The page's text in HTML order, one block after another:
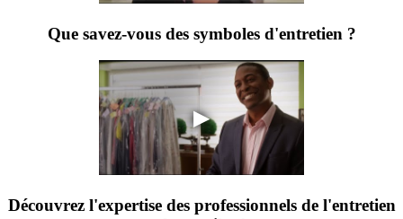
Que savez-vous des symboles d'entretien ?
▶
Découvrez l'expertise des professionnels de l'entretien